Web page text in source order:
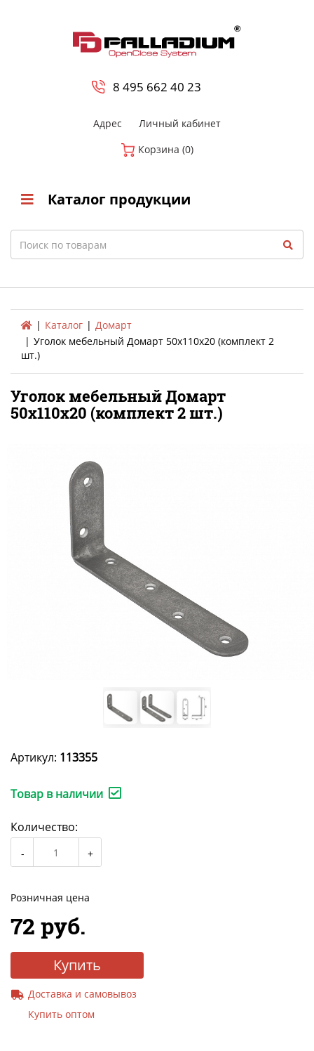
8 495 662 40 23
Адрес
Личный кабинет
Корзина (0)
Каталог продукции
Search
Каталог
Домарт
Уголок мебельный Домарт 50х110х20 (комплект 2
шт.)
Уголок мебельный Домарт
50х110х20 (комплект 2 шт.)
Артикул: 113355
Товар в наличии
Количество:
Розничная цена
72 руб.
Купить
Доставка и самовывоз
Купить оптом